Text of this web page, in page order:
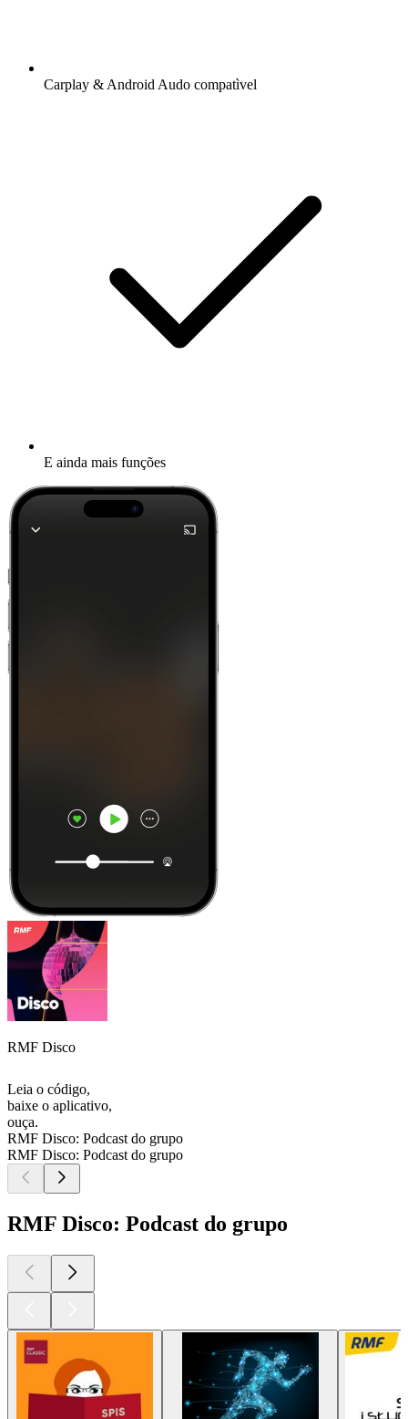
Carplay & Android Audo compatìvel
E ainda mais funções
RMF Disco
Leia o código,
baixe o aplicativo,
ouça.
RMF Disco: Podcast do grupo
RMF Disco: Podcast do grupo
RMF Disco: Podcast do grupo